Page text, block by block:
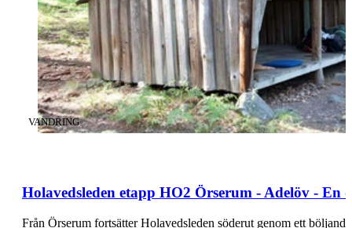
Holavedsleden etapp HO2 Örserum - Adelöv - En
KATEGORI:
VANDRING
Från Örserum fortsätter Holavedsleden söderut genom ett